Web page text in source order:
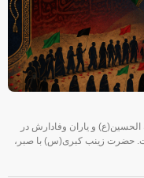
و یاران وفادارش در
حضرت زینب کبری(س) با صبر،